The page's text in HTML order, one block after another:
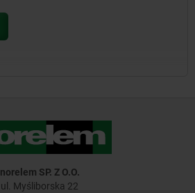
norelem SP. Z O.O.
ul. Myśliborska 22